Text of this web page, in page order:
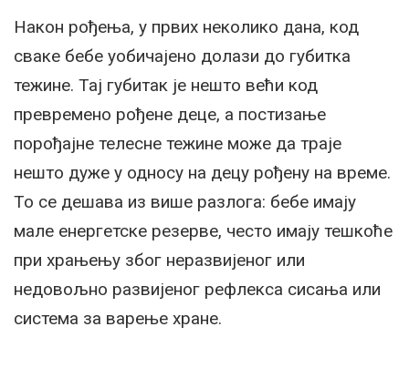
Након рођења, у првих неколико дана, код
сваке бебе уобичајено долази до губитка
тежине. Тај губитак је нешто већи код
превремено рођене деце, а постизање
порођајне телесне тежине може да траје
нешто дуже у односу на децу рођену на време.
То се дешава из више разлога: бебе имају
мале енергетске резерве, често имају тешкоће
при храњењу због неразвијеног или
недовољно развијеног рефлекса сисања или
система за варење хране.